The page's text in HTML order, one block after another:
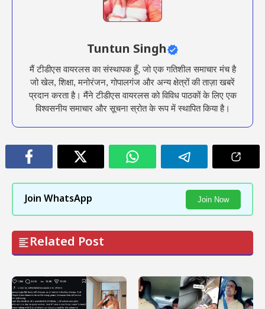
Tuntun Singh
मैं टीडीएस वायरलस का संस्थापक हूँ, जो एक गतिशील समाचार मंच है
जो खेल, शिक्षा, मनोरंजन, गोपालगंज और अन्य क्षेत्रों की ताज़ा खबरें
प्रदान करता है। मैंने टीडीएस वायरलस को विविध पाठकों के लिए एक
विश्वसनीय समाचार और सूचना स्रोत के रूप में स्थापित किया है।
Join WhatsApp Join Now
Related Post